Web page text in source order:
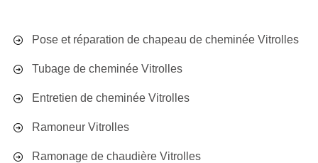
Pose et réparation de chapeau de cheminée Vitrolles
Tubage de cheminée Vitrolles
Entretien de cheminée Vitrolles
Ramoneur Vitrolles
Ramonage de chaudière Vitrolles